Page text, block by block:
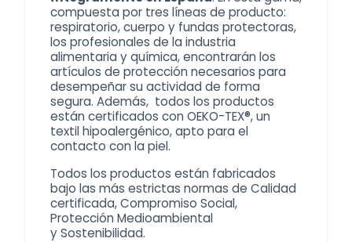
compuesta por tres líneas de producto:
respiratorio, cuerpo y fundas protectoras,
los profesionales de la industria
alimentaria y química, encontrarán los
artículos de protección necesarios para
desempeñar su actividad de forma
segura. Además, todos los productos
están certificados con OEKO-TEX®, un
textil hipoalergénico, apto para el
contacto con la piel.
Todos los productos están fabricados
bajo las más estrictas normas de Calidad
certificada, Compromiso Social,
Protección Medioambiental
ySostenibilidad.